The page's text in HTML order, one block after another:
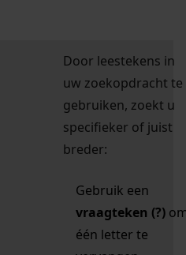
Door leestekens in
uw zoekopdracht te
gebruiken, zoekt u
specifieker of juist
breder:
Gebruik een
vraagteken (?)
één letter te